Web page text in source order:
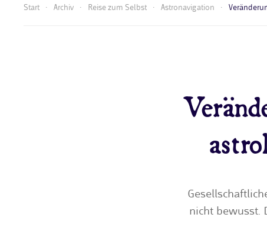
Start Archiv Reise zum Selbst Astronavigation
nicht bewusst.